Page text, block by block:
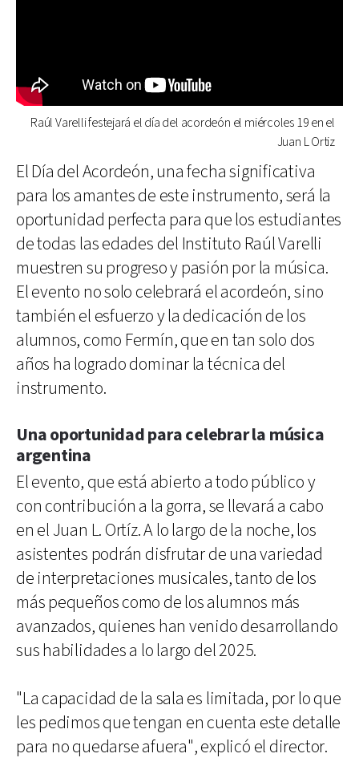
Raúl Varelli festejará el día del acordeón el miércoles 19 en el
Juan L Ortiz
El Día del Acordeón, una fecha significativa
para los amantes de este instrumento, será la
oportunidad perfecta para que los estudiantes
de todas las edades del Instituto Raúl Varelli
muestren su progreso y pasión por la música.
El evento no solo celebrará el acordeón, sino
también el esfuerzo y la dedicación de los
alumnos, como Fermín, que en tan solo dos
años ha logrado dominar la técnica del
instrumento.
Una oportunidad para celebrar la música
argentina
El evento, que está abierto a todo público y
con contribución a la gorra, se llevará a cabo
en el Juan L. Ortíz. A lo largo de la noche, los
asistentes podrán disfrutar de una variedad
de interpretaciones musicales, tanto de los
más pequeños como de los alumnos más
avanzados, quienes han venido desarrollando
sus habilidades a lo largo del 2025.
"La capacidad de la sala es limitada, por lo que
les pedimos que tengan en cuenta este detalle
para no quedarse afuera", explicó el director.